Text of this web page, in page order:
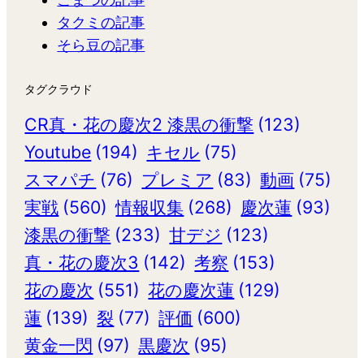
タクミの記事
そら豆の記事
タグクラウド
CR真・花の慶次2 漆黒の衝撃 (123)
Youtube (194) キセル (75)
スマパチ (76) プレミア (83) 動画 (75)
実戦 (560) 情報収集 (268) 慶次蓮 (93)
漆黒の衝撃 (233) 甘デジ (123)
真・花の慶次3 (142) 考察 (153)
花の慶次 (551) 花の慶次蓮 (129)
蓮 (139) 裂 (77) 評価 (600)
黄金一閃 (97) 黒慶次 (95)